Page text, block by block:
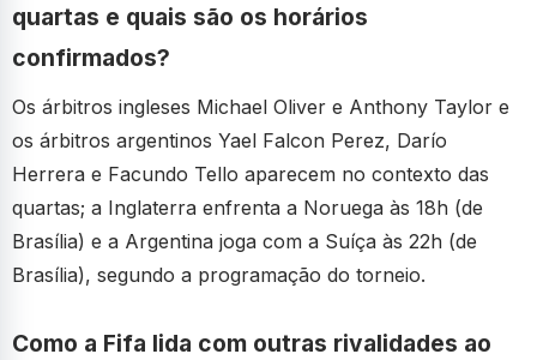
quartas e quais são os horários
confirmados?
Os árbitros ingleses Michael Oliver e Anthony Taylor e
os árbitros argentinos Yael Falcon Perez, Darío
Herrera e Facundo Tello aparecem no contexto das
quartas; a Inglaterra enfrenta a Noruega às 18h (de
Brasília) e a Argentina joga com a Suíça às 22h (de
Brasília), segundo a programação do torneio.
Como a Fifa lida com outras rivalidades ao